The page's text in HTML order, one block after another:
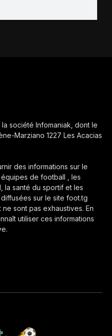
société Infomaniak, dont le
Marziano 1227 Les Acacias
des informations sur le
de football , les
la santé du sportif et les
sur le site foot.tg
sont pas exhaustives. En
utiliser ces informations